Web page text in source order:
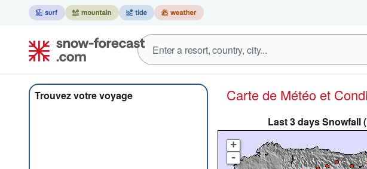
Trouvez votre voyage Carte de Météo et
Last 3 days Snowfall
+
-